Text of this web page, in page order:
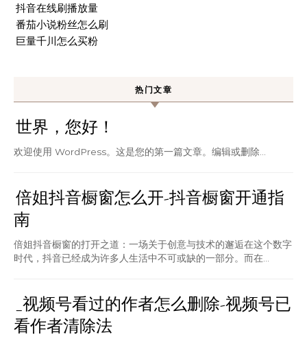
抖音在线刷播放量
番茄小说粉丝怎么刷
巨量千川怎么买粉
热门文章
世界，您好！
欢迎使用 WordPress。这是您的第一篇文章。编辑或删除…
倍姐抖音橱窗怎么开-抖音橱窗开通指
南
倍姐抖音橱窗的打开之道：一场关于创意与技术的邂逅在这个数字
时代，抖音已经成为许多人生活中不可或缺的一部分。而在...
_视频号看过的作者怎么删除-视频号已
看作者清除法